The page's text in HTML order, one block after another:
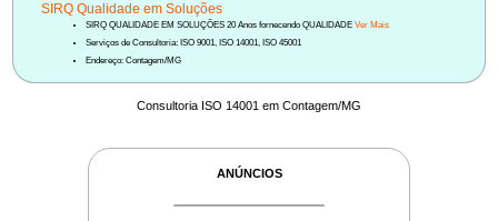
SIRQ Qualidade em Soluções
SIRQ QUALIDADE EM SOLUÇÕES 20 Anos fornecendo QUALIDADEVer Mais
Serviços de Consultoria: ISO 9001, ISO 14001, ISO 45001
Endereço: Contagem/MG
Consultoria ISO 14001 em Contagem/MG
ANÚNCIOS